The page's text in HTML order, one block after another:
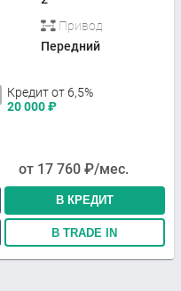
Привод
Передний
Кредит от 6,5%
20 000₽
от 17 760 ₽/мес.
В КРЕДИТ
В TRADE IN